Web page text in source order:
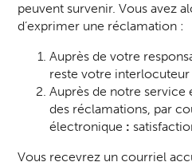
peuvent survenir. Vous avez
d’exprimer une réclamation :
Auprès de votre
reste votre
Auprès de notre service
des réclamations, par
électronique :
Vous recevrez un courriel